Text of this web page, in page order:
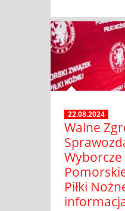
22.08.2024
Walne
Piłki